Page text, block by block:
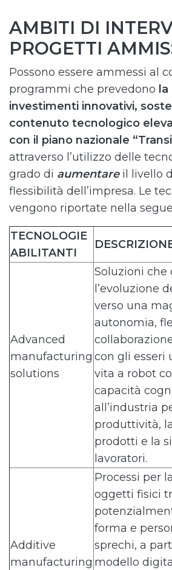
AMBITI DI
PROGETTI
Possono essere ammessi al
programmi che prevedono
investimenti innovativi,
contenuto tecnologico
con il piano nazionale
attraverso l’utilizzo delle
grado di aumentareil livello
flessibilità dell’impresa. Le
vengono riportate nella
TECNOLOGIE
ABILITANTI
Advanced
manufacturing
solutions
Soluzioni che
l’evoluzione
verso una
autonomia,
con gli esseri
vita a robot
capacità
all’industria
produttività,
prodotti e la
lavoratori.
Additive
manufacturing
Processi per
oggetti fisici
forma e
sprechi, a
modello